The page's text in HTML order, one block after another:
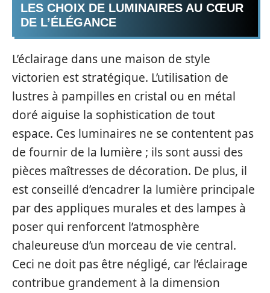
LES CHOIX DE LUMINAIRES AU CŒUR
DE L’ÉLÉGANCE
L’éclairage dans une maison de style
victorien est stratégique. L’utilisation de
lustres à pampilles en cristal ou en métal
doré aiguise la sophistication de tout
espace. Ces luminaires ne se contentent pas
de fournir de la lumière ; ils sont aussi des
pièces maîtresses de décoration. De plus, il
est conseillé d’encadrer la lumière principale
par des appliques murales et des lampes à
poser qui renforcent l’atmosphère
chaleureuse d’un morceau de vie central.
Ceci ne doit pas être négligé, car l’éclairage
contribue grandement à la dimension